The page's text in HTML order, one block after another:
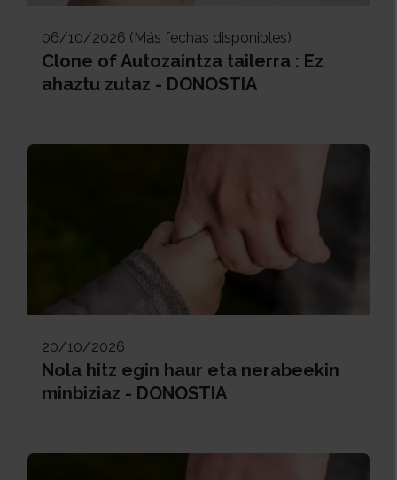
06/10/2026 (Más fechas disponibles)
Clone of Autozaintza tailerra : Ez
ahaztu zutaz - DONOSTIA
20/10/2026
Nola hitz egin haur eta nerabeekin
minbiziaz - DONOSTIA